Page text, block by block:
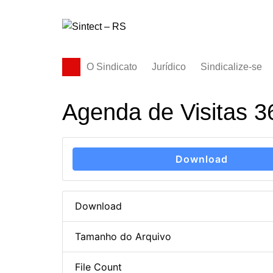
O Sindicato
História
Jurídico Sindicalize-se
Agenda de Visitas
Download
Download
Tamanho do Arquivo
File Count